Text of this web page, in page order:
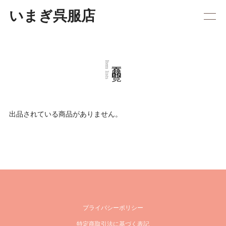
いまぎ呉服店
Item lists
出品されている商品がありません。
プライバシーポリシー
特定商取引法に基づく表記